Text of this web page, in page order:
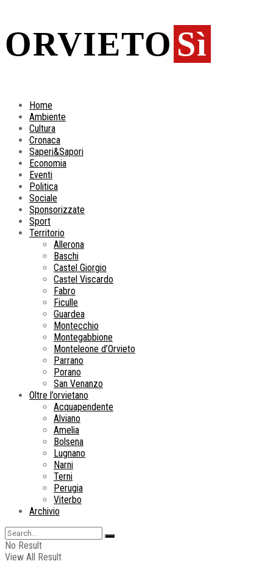
ORVIETO Sì
Home
Ambiente
Cultura
Cronaca
Saperi&Sapori
Economia
Eventi
Politica
Sociale
Sponsorizzate
Sport
Territorio
Allerona
Baschi
Castel Giorgio
Castel Viscardo
Fabro
Ficulle
Guardea
Montecchio
Montegabbione
Monteleone d’Orvieto
Parrano
Porano
San Venanzo
Oltre l’orvietano
Acquapendente
Alviano
Amelia
Bolsena
Lugnano
Narni
Terni
Perugia
Viterbo
Archivio
No Result
View All Result